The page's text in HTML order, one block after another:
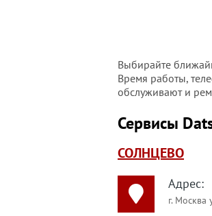
Выбирайте
Время работы,
обслуживают и
Сервисы
СОЛНЦЕВО
Адрес:
г. Москва